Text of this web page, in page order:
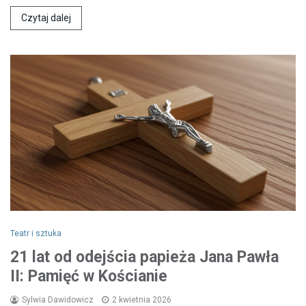
Czytaj dalej
Teatr i sztuka
21 lat od odejścia papieża Jana Pawła
II: Pamięć w Kościanie
Sylwia Dawidowicz 2 kwietnia 2026